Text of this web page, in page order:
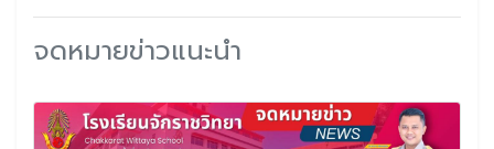
จดหมายข่าวแนะนำ